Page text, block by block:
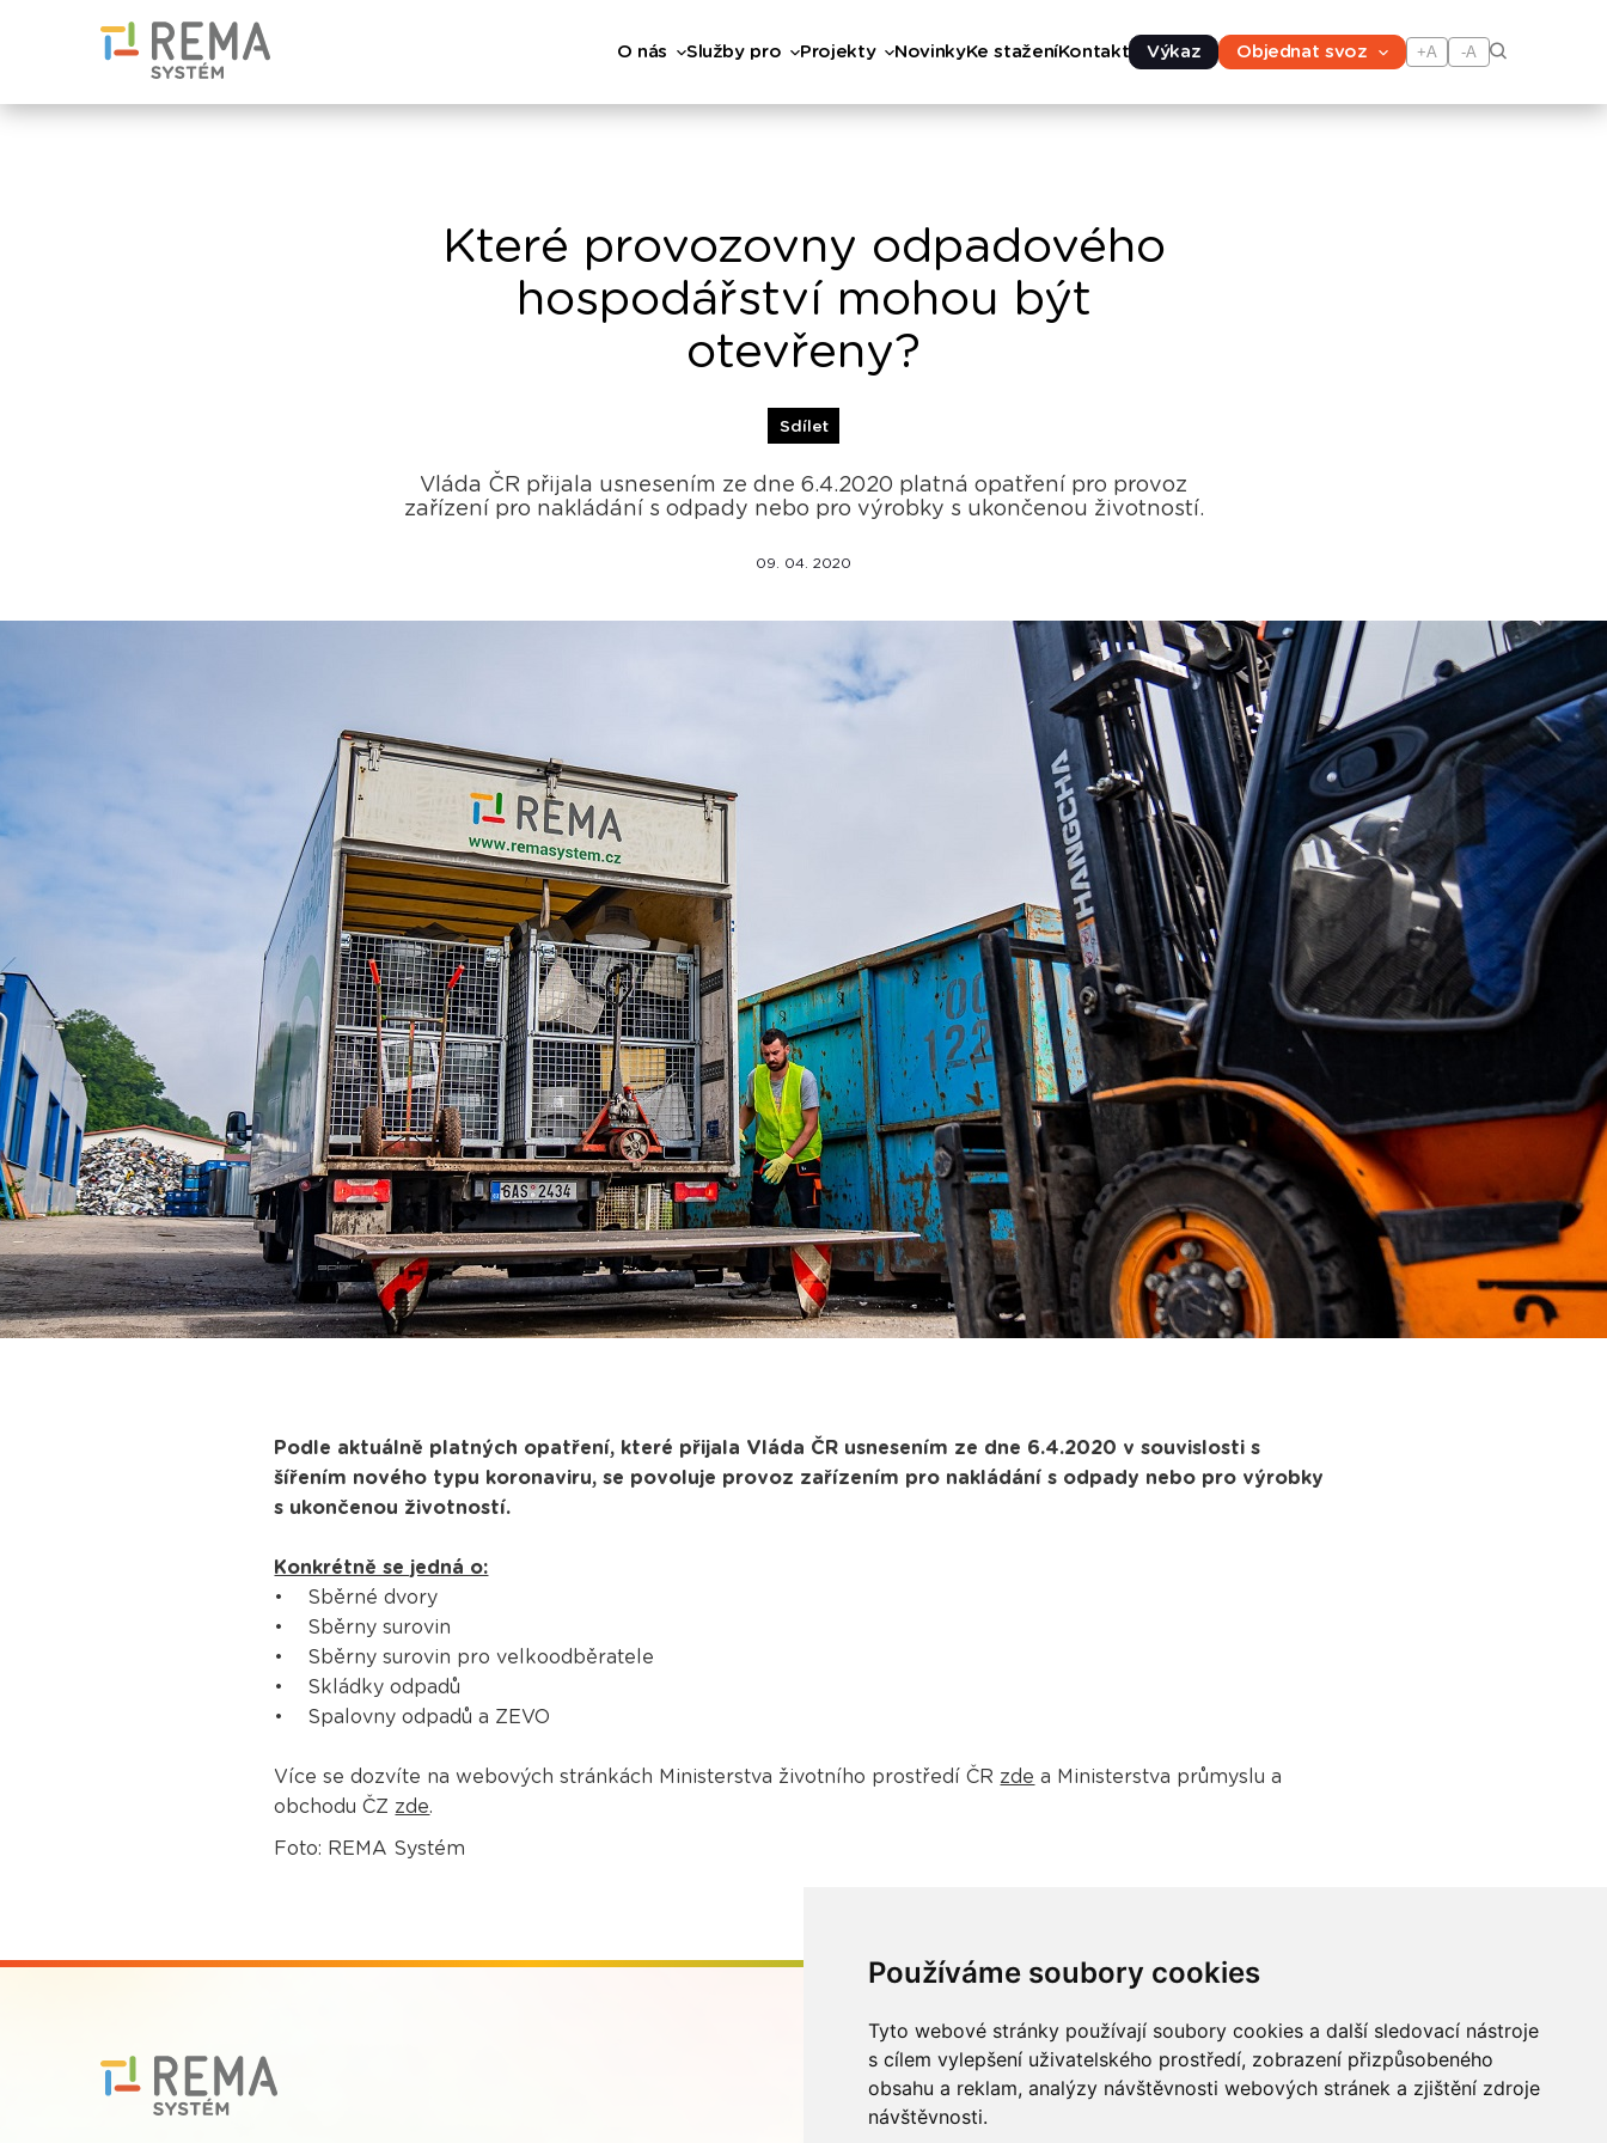
Používáme soubory cookies
Tyto webové stránky používají soubory cookies a další sledovací nástroje
s cílem vylepšení uživatelského prostředí, zobrazení přizpůsobeného
obsahu a reklam, analýzy návštěvnosti webových stránek a zjištění zdroje
návštěvnosti.
O nás Služby pro Projekty NovinkyKe staženíKontakt Výkaz Objednat svoz +A -A
Které provozovny odpadového
hospodářství mohou být
otevřeny?
Sdílet
Vláda ČR přijala usnesením ze dne 6.4.2020 platná opatření pro provoz
zařízení pro nakládání s odpady nebo pro výrobky s ukončenou životností.
09. 04. 2020
Podle aktuálně platných opatření, které přijala Vláda ČR usnesením ze dne 6.4.2020 v souvislosti s
šířením nového typu koronaviru, se povoluje provoz zařízením pro nakládání s odpady nebo pro výrobky
s ukončenou životností.
Konkrétně se jedná o:
• Sběrné dvory
• Sběrny surovin
• Sběrny surovin pro velkoodběratele
• Skládky odpadů
• Spalovny odpadů a ZEVO
Více se dozvíte na webových stránkách Ministerstva životního prostředí ČR zde a Ministerstva průmyslu a
obchodu ČZ zde.
Foto: REMA Systém
Buďme ve spojení